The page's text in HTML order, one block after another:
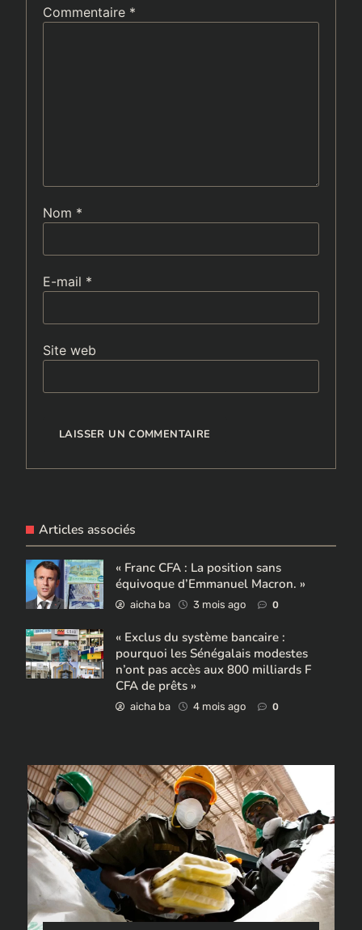
Commentaire *
Nom *
E-mail *
Site web
Articles associés
« Franc CFA : La position sans
équivoque d’Emmanuel Macron. »
aicha ba 3 mois ago 0
« Exclus du système bancaire :
pourquoi les Sénégalais modestes
n’ont pas accès aux 800 milliards F
CFA de prêts »
aicha ba 4 mois ago 0